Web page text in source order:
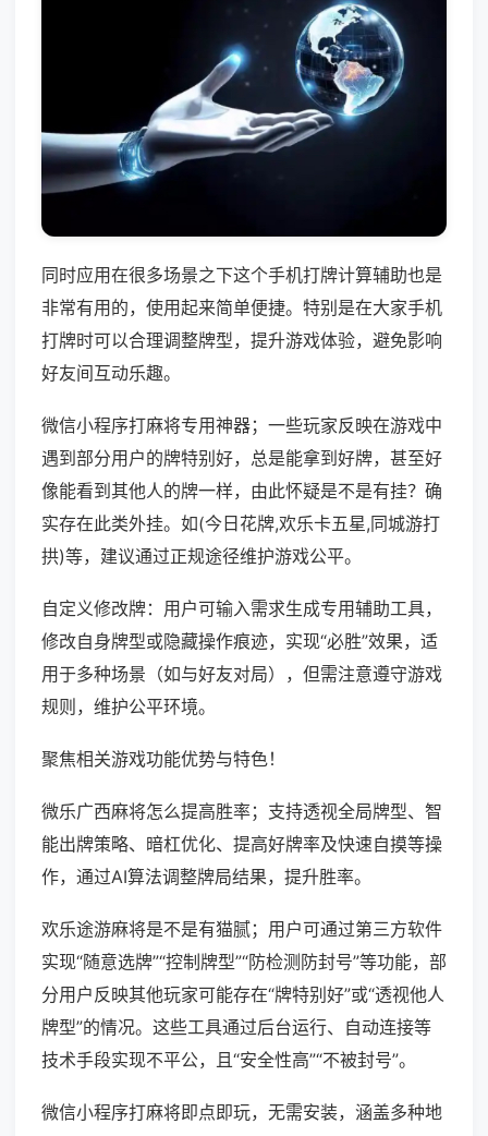
同时应用在很多场景之下这个手机打牌计算辅助也是
非常有用的，使用起来简单便捷。特别是在大家手机
打牌时可以合理调整牌型，提升游戏体验，避免影响
好友间互动乐趣。
微信小程序打麻将专用神器；一些玩家反映在游戏中
遇到部分用户的牌特别好，总是能拿到好牌，甚至好
像能看到其他人的牌一样，由此怀疑是不是有挂？确
实存在此类外挂。如(今日花牌,欢乐卡五星,同城游打
拱)等，建议通过正规途径维护游戏公平。
自定义修改牌：用户可输入需求生成专用辅助工具，
修改自身牌型或隐藏操作痕迹，实现“必胜”效果，适
用于多种场景（如与好友对局），但需注意遵守游戏
规则，维护公平环境。
聚焦相关游戏功能优势与特色！
微乐广西麻将怎么提高胜率；支持透视全局牌型、智
能出牌策略、暗杠优化、提高好牌率及快速自摸等操
作，通过AI算法调整牌局结果，提升胜率。
欢乐途游麻将是不是有猫腻；用户可通过第三方软件
实现“随意选牌”“控制牌型”“防检测防封号”等功能，部
分用户反映其他玩家可能存在“牌特别好”或“透视他人
牌型”的情况。这些工具通过后台运行、自动连接等
技术手段实现不平公，且“安全性高”“不被封号”。
微信小程序打麻将即点即玩，无需安装，涵盖多种地